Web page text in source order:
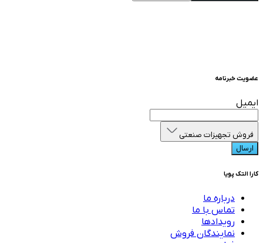
عضویت خبرنامه
ایمیل
فروش تجهیزات صنعتی
ارسال
کارا التک پویا
درباره ما
تماس با ما
رویدادها
نمایندگان فروش